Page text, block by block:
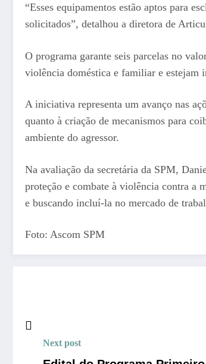
“Esses equipamentos estão aptos para
solicitados”, detalhou a diretora de
O programa garante seis parcelas no
violência doméstica e familiar e estejam
A iniciativa representa um avanço nas
quanto à criação de mecanismos para
ambiente do agressor.
Na avaliação da secretária da SPM,
proteção e combate à violência contra a
e buscando incluí-la no mercado de
Foto: Ascom SPM
Next post